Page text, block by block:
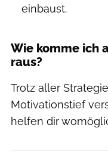
einbaust.
Wie komme ich
raus?
Trotz aller
Motivationstief
helfen dir